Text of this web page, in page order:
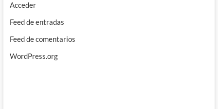
Acceder
Feed de entradas
Feed de comentarios
WordPress.org